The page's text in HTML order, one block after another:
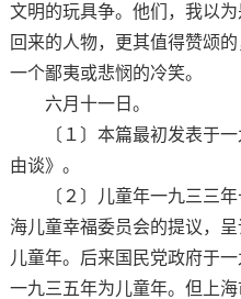
文明的玩具争。他们，我以
回来的人物，更其值得赞颂
一个鄙夷或悲悯的冷笑。
六月十一日。
〔１〕本篇最初发表于一
由谈》。
〔２〕儿童年一九三三年
海儿童幸福委员会的提议，
儿童年。后来国民党政府于
一九三五年为儿童年。但上